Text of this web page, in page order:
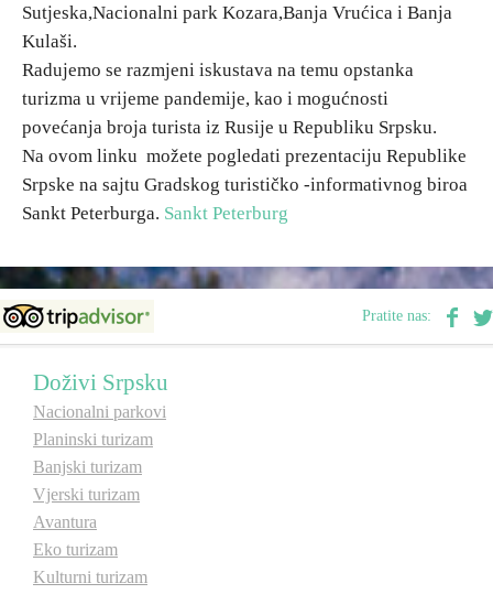
Video
E-Brochure
Otkrij Srpsku
Sutjeska,Nacionalni park Kozara,Banja Vrućica i Banja
Kulaši.
Radujemo se razmjeni iskustava na temu opstanka
turizma u vrijeme pandemije, kao i mogućnosti
povećanja broja turista iz Rusije u Republiku Srpsku.
Na ovom linku možete pogledati prezentaciju Republike
Srpske na sajtu Gradskog turističko -informativnog biroa
Sankt Peterburga. Sankt Peterburg
Pratite nas:
Doživi Srpsku
Nacionalni parkovi
Planinski turizam
Banjski turizam
Vjerski turizam
Avantura
Eko turizam
Kulturni turizam